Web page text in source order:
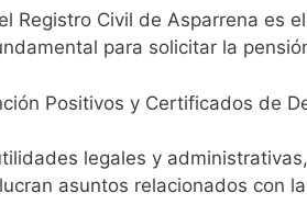
Registro Civil de Asparrena es
para solicitar la
Positivos y Certificados de
legales y
asuntos relacionados con